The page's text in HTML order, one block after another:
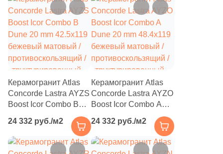
Diart (4)
Dogma (61)
Domino ( 5)
DualGres (62)
Duna (64)
Dune (82)
Durstone (21)
EM-TILE ( 5)
структурированный
под камень
структурированный
под камень
Керамогранит Atlas
Concorde Lastra AYZS
Boost Icor Combo B
Dune 20 mm 42.5x119
бежевый матовый /
противоскользящий /
структурированный
24 332 руб./м2
Керамогранит Atlas
Concorde Lastra AYZO
Boost Icor Combo A
Dune 20 mm 48.4x119
бежевый матовый /
противоскользящий /
структурированный
24 332 руб./м2